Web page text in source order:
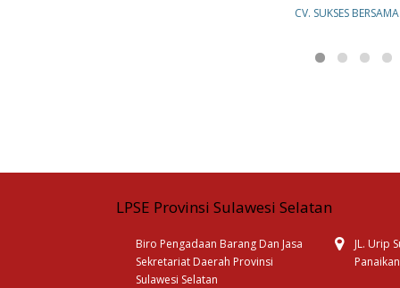
CV. SUKSES
LPSE Provinsi Sulawesi Selatan
Biro Pengadaan Barang Dan Jasa
Sekretariat Daerah Provinsi
Sulawesi Selatan
JL. Urip